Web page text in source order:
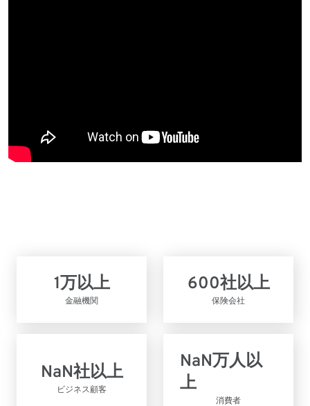
1万以上
金融機関
600社以上
保険会社
NaN社以上
ビジネス顧客
NaN万人以
上
消費者